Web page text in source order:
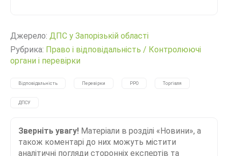
Джерело: ДПС у Запорізькій області
Рубрика: Право і відповідальність / Контролюючі
органи і перевірки
Відповідальність Перевірки РРО Торгівля
ДПСУ
Зверніть увагу! Матеріали в розділі «Новини», а
також коментарі до них можуть містити
аналітичні погляди сторонніх експертів та